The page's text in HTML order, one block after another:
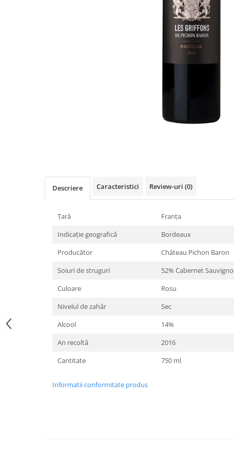
Descriere Caracteristici Review-uri (0)
Țară
Franța
Indicație geografică
Bordeaux
Producător
Château Pichon Baron
Soiuri de struguri
52% Cabernet
Culoare
Rosu
Nivelul de zahăr
Sec
Alcool
14%
An recoltă
2016
Cantitate
750 ml
Informatii conformitate produs